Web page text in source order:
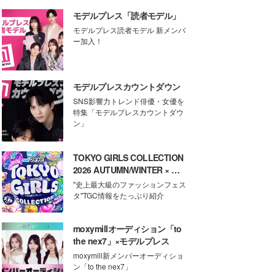
モデルプレス「読者モデル」
モデルプレス読者モデル 新メンバ
ー加入！
モデルプレスカウントダウン
SNS影響力トレンド俳優・女優を
特集「モデルプレスカウントダウ
ン」
TOKYO GIRLS COLLECTION
2026 AUTUMN/WINTER × モ
デルプレス
"史上最大級のファッションフェス
タ"TGC情報をたっぷり紹介
moxymillオーディション「to
the nex7」×モデルプレス
moxymill新メンバーオーディショ
ン「to the nex7」